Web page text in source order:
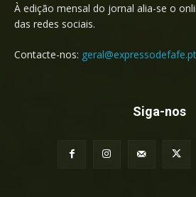
À edição mensal do jornal alia-se o
das redes sociais.
Contacte-nos: geral@expressodefafe.pt
Siga-nos